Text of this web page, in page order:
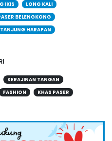
IKIS
LONG KALI
BELENGKONG
TANJUNG HARAPAN
KERAJINAN TANGAN
FASHION
KHAS PASER